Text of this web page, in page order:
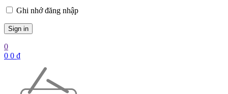
Ghi nhớ đăng nhập
0
0 0 ₫